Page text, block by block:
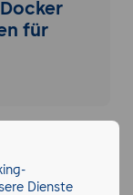
für
Dienste